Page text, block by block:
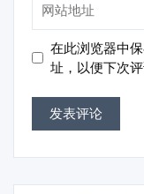
箱
地
址
站
址
在此浏览器中
址，以便下次评